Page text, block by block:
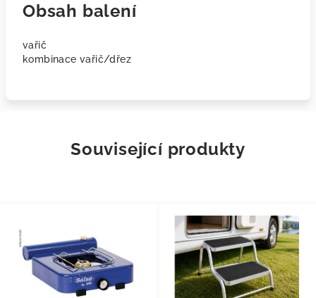
Obsah balení
vařič
kombinace vařič/dřez
Související produkty